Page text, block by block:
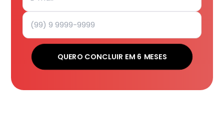
QUERO CONCLUIR EM 6 MESES